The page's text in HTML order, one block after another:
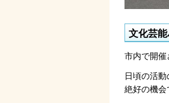
文化芸
市内で開催
日頃の活
絶好の機会